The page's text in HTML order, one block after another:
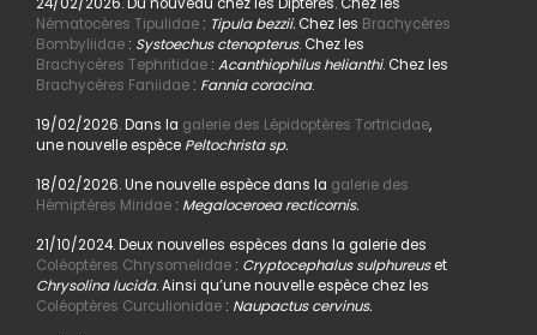
Nématocères Tipulidae: Tipula bezzii. Chez les Brachycères
Bombyliidae: Systoechus ctenopterus. Chez les
Brachycères Tephritidae: Acanthiophilus helianthi. Chez les
Brachycères Faniidae: Fannia coracina.
19/02/2026. Dans la galerie des Lépidoptères Tortricidae,
une nouvelle espèce Peltochrista sp.
18/02/2026. Une nouvelle espèce dans la galerie des
Hémiptères Miridae: Megaloceroea recticornis.
21/10/2024. Deux nouvelles espèces dans la galerie des
Coléoptères Chrysomelidae: Cryptocephalus sulphureuset
Chrysolina lucida. Ainsi qu’une nouvelle espèce chez les
Coléoptères Curculionidae : Naupactus cervinus.